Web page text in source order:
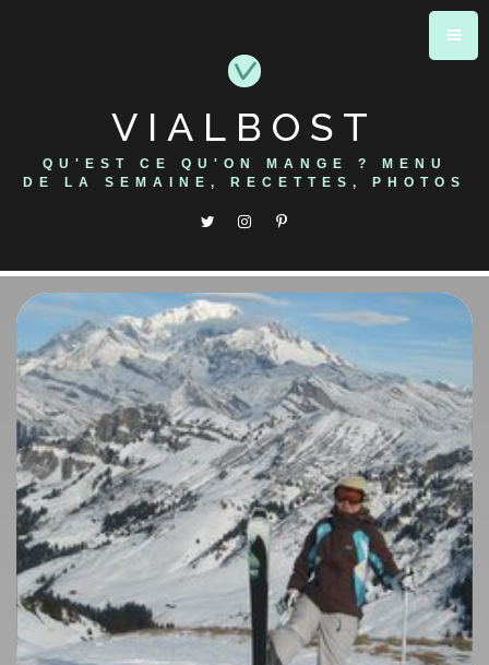
VIALBOST
QU'EST CE QU'ON MANGE ? MENU
DE LA SEMAINE, RECETTES, PHOTOS